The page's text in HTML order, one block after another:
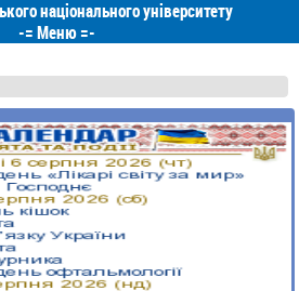
національного університету
-=Меню=-